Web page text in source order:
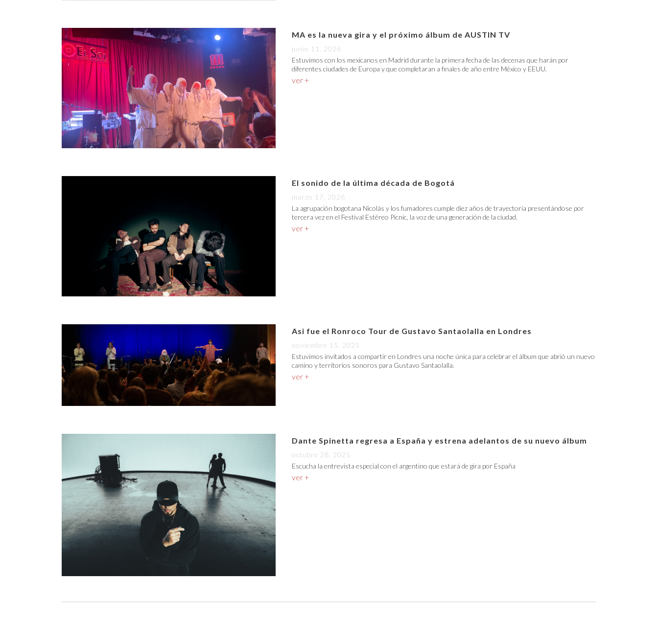
MA es la nueva gira y el próximo álbum de AUSTIN TV
junio 11, 2026
Estuvimos con los mexicanos en Madrid durante la primera fecha de las decenas que harán por
diferentes ciudades de Europa y que completaran a finales de año entre México y EEUU.
ver +
El sonido de la última década de Bogotá
marzo 17, 2026
La agrupación bogotana Nicolás y los fumadores cumple diez años de trayectoria presentándose por
tercera vez en el Festival Estéreo Picnic, la voz de una generación de la ciudad.
ver +
Asi fue el Ronroco Tour de Gustavo Santaolalla en Londres
noviembre 15, 2025
Estuvimos invitados a compartir en Londres una noche única para celebrar el álbum que abrió un nuevo
camino y territorios sonoros para Gustavo Santaolalla.
ver +
Dante Spinetta regresa a España y estrena adelantos de su nuevo álbum
octubre 28, 2025
Escucha la entrevista especial con el argentino que estará de gira por España
ver +